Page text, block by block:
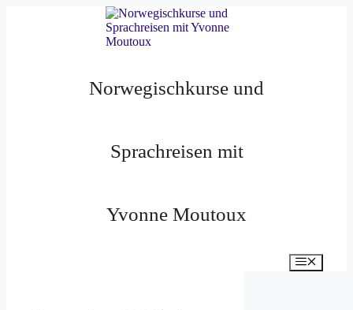
Norwegischkurse und
Sprachreisen mit
Yvonne Moutoux